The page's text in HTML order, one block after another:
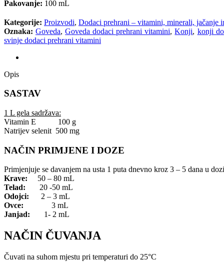
Pakovanje: 100 mL
Kategorije: Proizvodi, Dodaci prehrani – vitamini, minerali, jačanje
Oznaka: Goveda, Goveda dodaci prehrani vitamini, Konji, konji
svinje dodaci prehrani vitamini
Opis
SASTAV
1 L gela sadržava:
Vitamin E 100 g
Natrijev selenit 500 mg
NAČIN PRIMJENE I DOZE
Primjenjuje se davanjem na usta 1 puta dnevno kroz 3 – 5 dana u
Krave: 50 – 80 mL
Telad: 20 -50 mL
Odojci: 2 – 3 mL
Ovce: 3 mL
Janjad: 1- 2 mL
NAČIN ČUVANJA
Čuvati na suhom mjestu pri temperaturi do 25°C